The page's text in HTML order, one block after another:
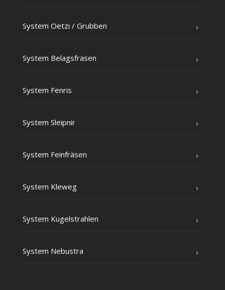
Sys­tem Oet­zi /​ Grub­ben
Sys­tem Belagsfräsen
Sys­tem Fenris
Sys­tem Sleipnir
Sys­tem Feinfräsen
Sys­tem Kleweg
Sys­tem Kugelstrahlen
Sys­tem Nebustra